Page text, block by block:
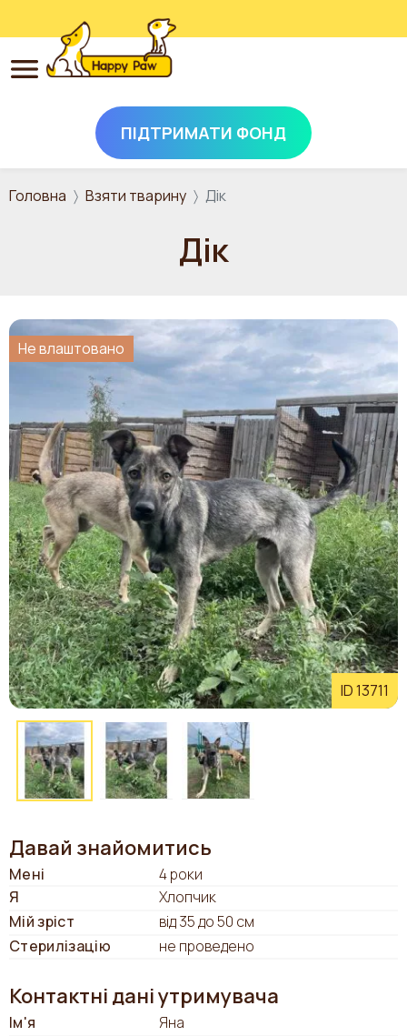
Перейти до основного вмісту
ПІДТРИМАТИ ФОНД
Головна Взяти тварину Дік
Дік
ID 13711
Не влаштовано
Давай знайомитись
Мені
4 роки
Я
Хлопчик
Мій зріст
від 35 до 50 см
Стерилізацію
не проведено
Контактні дані утримувача
Ім'я
Яна